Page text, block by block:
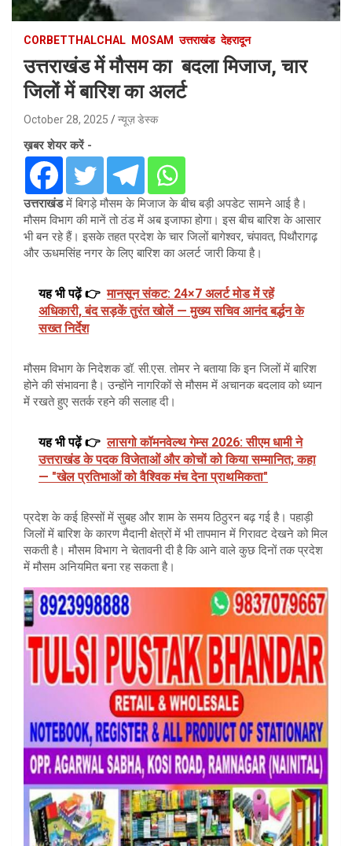
CORBETTHALCHAL MOSAM उत्तराखंड देहरादून
उत्तराखंड में मौसम का बदला मिजाज, चार
जिलों में बारिश का अलर्ट
October 28, 2025 न्यूज़ डेस्क
ख़बर शेयर करें -
उत्तराखंडमें बिगड़े मौसम के मिजाज के ‌बीच बड़ी अपडेट सामने आई है।
मौसम विभाग की मानें तो ठंड में अब इजाफा होगा। इस बीच बारिश के आसार
भी बन रहे हैं। इसके तहत प्रदेश के चार जिलों बागेश्वर, चंपावत, पिथौरागढ़
और ऊधमसिंह नगर के लिए बारिश का अलर्ट जारी किया है।
यह भी पढ़ें 👉 मानसून संकट: 24×7 अलर्ट मोड में रहें
अधिकारी, बंद सड़कें तुरंत खोलें — मुख्य सचिव आनंद बर्द्धन के
सख्त निर्देश
मौसम विभाग के निदेशक डॉ. सी.एस. तोमर ने बताया कि इन जिलों में बारिश
होने की संभावना है। उन्होंने नागरिकों से मौसम में अचानक बदलाव को ध्यान
में रखते हुए सतर्क रहने की सलाह दी।
यह भी पढ़ें 👉 लासगो कॉमनवेल्थ गेम्स 2026: सीएम धामी ने
उत्तराखंड के पदक विजेताओं और कोचों को किया सम्मानित; कहा
— "खेल प्रतिभाओं को वैश्विक मंच देना प्राथमिकता"
प्रदेश के कई हिस्सों में सुबह और शाम के समय ठिठुरन बढ़ गई है। पहाड़ी
जिलों में बारिश के कारण मैदानी क्षेत्रों में भी तापमान में गिरावट देखने को मिल
सकती है। मौसम विभाग ने चेतावनी दी है कि आने वाले कुछ दिनों तक प्रदेश
में मौसम अनियमित बना रह सकता है।